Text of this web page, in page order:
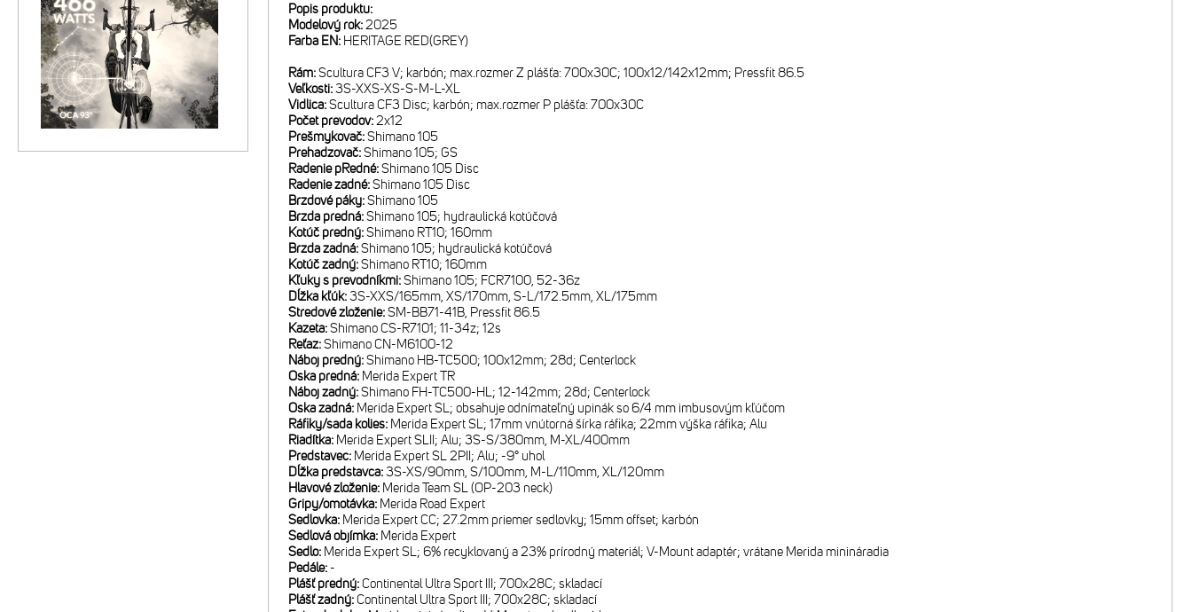
Popis produktu:
Modelový rok:2025
Farba EN: HERITAGE RED(GREY)
Rám:Scultura CF3 V; karbón; max.rozmer Z plášťa: 700x30C; 100x12/142x12mm; Pressfit 86.5
Veľkosti:3S-XXS-XS-S-M-L-XL
Vidlica:Scultura CF3 Disc; karbón; max.rozmer P plášťa: 700x30C
Počet prevodov:2x12
Prešmykovač:Shimano 105
Prehadzovač:Shimano 105; GS
Radenie pRedné:Shimano 105 Disc
Radenie zadné:Shimano 105 Disc
Brzdové páky:Shimano 105
Brzda predná:Shimano 105; hydraulická kotúčová
Kotúč predný:Shimano RT10; 160mm
Brzda zadná:Shimano 105; hydraulická kotúčová
Kotúč zadný:Shimano RT10; 160mm
Kľuky s prevodníkmi:Shimano 105; FCR7100, 52-36z
Dĺžka kľúk:3S-XXS/165mm, XS/170mm, S-L/172.5mm, XL/175mm
Stredové zloženie:SM-BB71-41B, Pressfit 86.5
Kazeta:Shimano CS-R7101; 11-34z; 12s
Reťaz:Shimano CN-M6100-12
Náboj predný:Shimano HB-TC500; 100x12mm; 28d; Centerlock
Oska predná: Merida Expert TR
Náboj zadný:Shimano FH-TC500-HL; 12-142mm; 28d; Centerlock
Oska zadná: Merida Expert SL; obsahuje odnímateľný upinák so 6/4 mm imbusovým kľúčom
Ráfiky/sada kolies: Merida Expert SL; 17mm vnútorná šírka ráfika; 22mm výška ráfika; Alu
Riadítka: Merida Expert SLII; Alu; 3S-S/380mm, M-XL/400mm
Predstavec: Merida Expert SL 2PII; Alu; -9° uhol
Dĺžka predstavca:3S-XS/90mm, S/100mm, M-L/110mm, XL/120mm
Hlavové zloženie: Merida Team SL (OP-203 neck)
Gripy/omotávka: Merida Road Expert
Sedlovka: Merida Expert CC; 27.2mm priemer sedlovky; 15mm offset; karbón
Sedlová objímka: Merida Expert
Sedlo: Merida Expert SL; 6% recyklovaný a 23% prírodný materiál; V-Mount adaptér; vrátane Merida minináradia
Pedále: -
Plášť predný:Continental Ultra Sport III; 700x28C; skladací
Plášť zadný:Continental Ultra Sport III; 700x28C; skladací